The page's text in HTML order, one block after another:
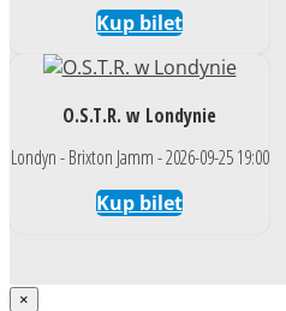
Kup bilet
O.S.T.R. w Londynie
Londyn - Brixton Jamm - 2026-09-25 19:00
Kup bilet
×